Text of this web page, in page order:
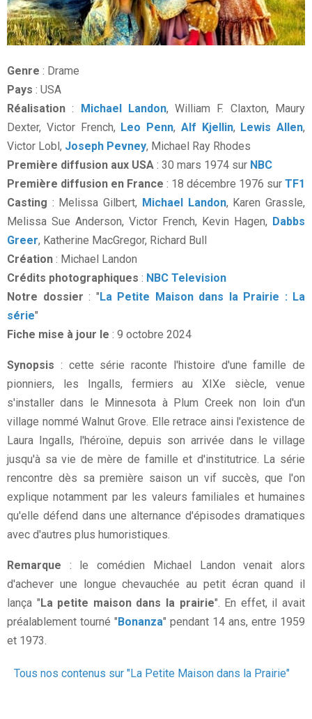
Genre : Drame
Pays : USA
Réalisation : Michael Landon, William F. Claxton, Maury
Dexter, Victor French, Leo Penn, Alf Kjellin, Lewis Allen,
Victor Lobl, Joseph Pevney, Michael Ray Rhodes
Première diffusion aux USA : 30 mars 1974 sur NBC
Première diffusion en France : 18 décembre 1976 sur TF1
Casting : Melissa Gilbert, Michael Landon, Karen Grassle,
Melissa Sue Anderson, Victor French, Kevin Hagen, Dabbs
Greer, Katherine MacGregor, Richard Bull
Création : Michael Landon
Crédits photographiques : NBC Television
Notre dossier : "La Petite Maison dans la Prairie : La
série"
Fiche mise à jour le : 9 octobre 2024
Synopsis : cette série raconte l'histoire d'une famille de
pionniers, les Ingalls, fermiers au XIXe siècle, venue
s'installer dans le Minnesota à Plum Creek non loin d'un
village nommé Walnut Grove. Elle retrace ainsi l'existence de
Laura Ingalls, l'héroïne, depuis son arrivée dans le village
jusqu'à sa vie de mère de famille et d'institutrice. La série
rencontre dès sa première saison un vif succès, que l'on
explique notamment par les valeurs familiales et humaines
qu'elle défend dans une alternance d'épisodes dramatiques
avec d'autres plus humoristiques.
Remarque : le comédien Michael Landon venait alors
d'achever une longue chevauchée au petit écran quand il
lança "La petite maison dans la prairie". En effet, il avait
préalablement tourné "Bonanza" pendant 14 ans, entre 1959
et 1973.
Tous nos contenus sur "La Petite Maison dans la Prairie"